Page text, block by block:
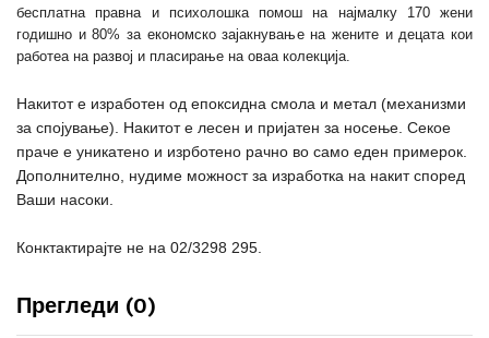
бесплатна правна и психолошка помош на најмалку 170 жени
годишно и 80% за економско зајакнување на жените и децата кои
работеа на развој и пласирање на оваа колекција.
Накитот е изработен од епоксидна смола и метал (механизми
за спојување). Накитот е лесен и пријатен за носење. Секое
праче е уникатено и изрботено рачно во само еден примерок.
Дополнително, нудиме можност за изработка на накит според
Ваши насоки.
Конктактирајте не на 02/3298 295.
Прегледи (0)